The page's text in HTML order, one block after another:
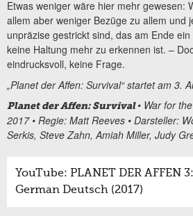
Etwas weniger wäre hier mehr gewesen:
allem aber weniger Bezüge zu allem und
unpräzise gestrickt sind, das am Ende
keine Haltung mehr zu erkennen ist. –
eindrucksvoll, keine Frage.
„Planet der Affen: Survival“ startet am 3.
Planet der Affen: Survival• War for
2017 • Regie: Matt Reeves • Darsteller:
Serkis, Steve Zahn, Amiah Miller, Judy
YouTube: PLANET DER AFFEN
German Deutsch (2017)